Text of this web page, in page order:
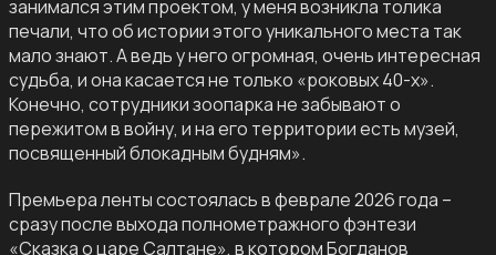
занимался этим проектом, у меня возникла толика
печали, что об истории этого уникального места так
мало знают. А ведь у него огромная, очень интересная
судьба, и она касается не только «роковых 40-х».
Конечно, сотрудники зоопарка не забывают о
пережитом в войну, и на его территории есть музей,
посвященный блокадным будням».
Премьера ленты состоялась в феврале 2026 года –
сразу после выхода полнометражного фэнтези
«Сказка о царе Салтане», в котором Богданов